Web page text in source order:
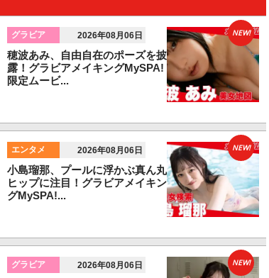
グラビア 2026年08月06日
穂波あみ、自由自在のポーズを披
露！グラビアメイキングMySPA!
限定ムービ...
NEW!
エンタメ 2026年08月06日
小島瑠那、プールに浮かぶ真ん丸
ヒップに注目！グラビアメイキン
グMySPA!...
NEW!
グラビア 2026年08月06日 NEW!